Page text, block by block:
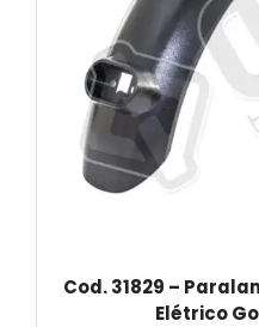
Cod. 31829 –
Elétrico